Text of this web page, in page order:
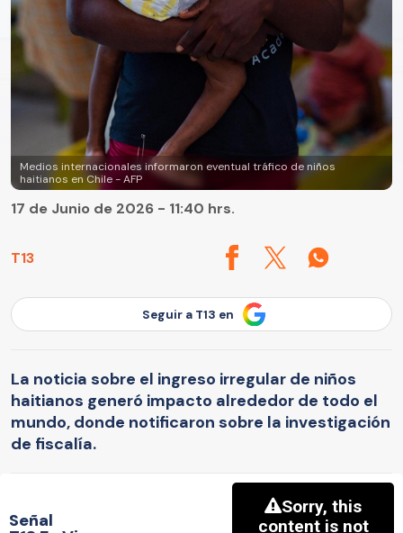
Medios internacionales informaron eventual tráfico de niños
haitianos en Chile - AFP
T13
17 de Junio de 2026 - 11:40 hrs.
Seguir a T13 en
La noticia sobre el ingreso irregular de niños
haitianos generó impacto alrededor de todo el
mundo, donde notificaron sobre la investigación
de fiscalía.
Señal